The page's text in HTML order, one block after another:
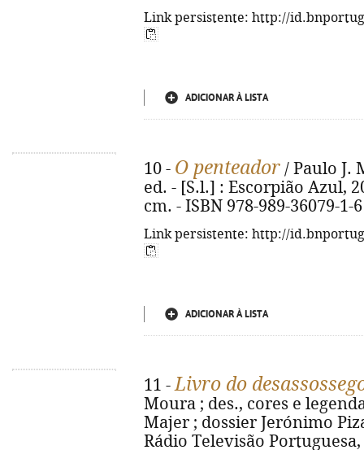
Link persistente: http://
ADICIONAR À LISTA
10 - O penteador / Paulo J.
ed. - [S.l.] : Escorpião Azul,
cm. - ISBN 978-989-36079-1-6
Link persistente: http://
ADICIONAR À LISTA
11 -Livro do
Moura ; des., cores e
Majer ; dossier Jerónimo
Rádio Televisão